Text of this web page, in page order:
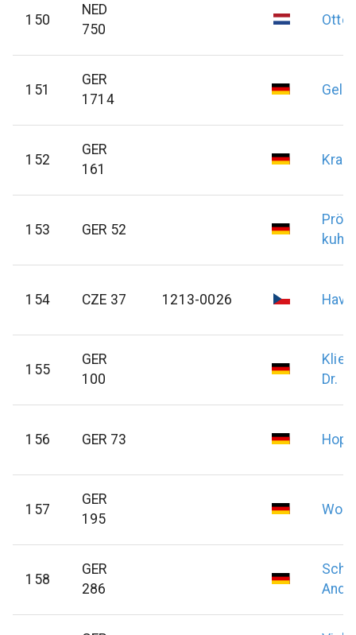
150
NED
750
Otto
151
GER
1714
152
GER
161
Kratz
153 GER 52
kuhn
154 CZE 37 1213-0026 Havíř
155
GER
100
Dr.
156 GER 73 Hopp
157
GER
195
158
GER
286